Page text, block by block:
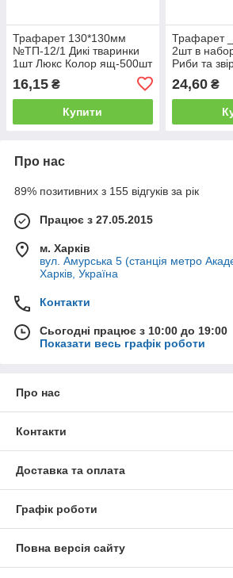
Трафарет 130*130мм
№ТП-12/1 Дикі тваринки
1шт Люкс Колор ящ-500шт
16,15 ₴
Купити
Трафарет
2шт в
Риби та
24,60₴
Про нас
89% позитивних з 155 відгуків за рік
Працює з 27.05.2015
м. Харків
вул. Амурська 5 (станція метро
Харків, Україна
Контакти
Сьогодні працює з 10:00 до 19:00
Показати весь графік роботи
Про нас
Контакти
Доставка та оплата
Графік роботи
Повна версія сайту